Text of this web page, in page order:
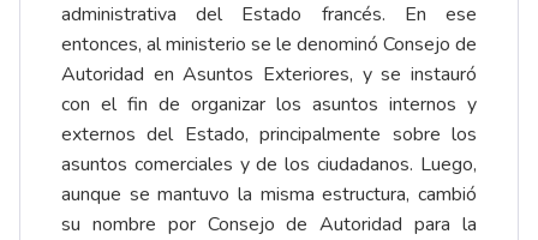
administrativa del Estado francés. En ese
entonces, al ministerio se le denominó Consejo de
Autoridad en Asuntos Exteriores, y se instauró
con el fin de organizar los asuntos internos y
externos del Estado, principalmente sobre los
asuntos comerciales y de los ciudadanos. Luego,
aunque se mantuvo la misma estructura, cambió
su nombre por Consejo de Autoridad para la